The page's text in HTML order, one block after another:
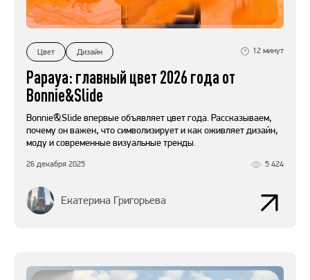
Цвет Дизайн 12 минут
Papaya: главный цвет 2026 года от
Bonnie&Slide
Bonnie&Slide впервые объявляет цвет года. Рассказываем,
почему он важен, что символизирует и как оживляет дизайн,
моду и современные визуальные тренды.
26 декабря 2025 5 424
Екатерина Григорьева